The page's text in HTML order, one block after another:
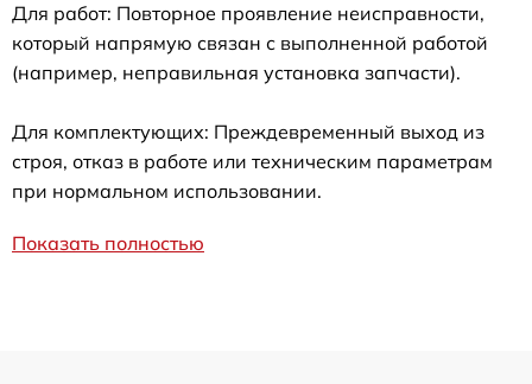
Для работ: Повторное проявление неисправности,
который напрямую связан с выполненной работой
(например, неправильная установка запчасти).
Для комплектующих: Преждевременный выход из
строя, отказ в работе или техническим параметрам
при нормальном использовании.
Показать полностью